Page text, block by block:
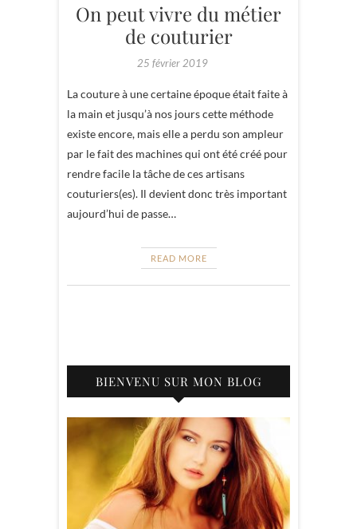
On peut vivre du métier
de couturier
25 février 2019
La couture à une certaine époque était faite à
la main et jusqu’à nos jours cette méthode
existe encore, mais elle a perdu son ampleur
par le fait des machines qui ont été créé pour
rendre facile la tâche de ces artisans
couturiers(es). Il devient donc très important
aujourd’hui de passe…
READ MORE
BIENVENU SUR MON BLOG